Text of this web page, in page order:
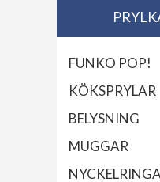
FUNKO POP!
KÖKSPRYLAR
BELYSNING
MUGGAR